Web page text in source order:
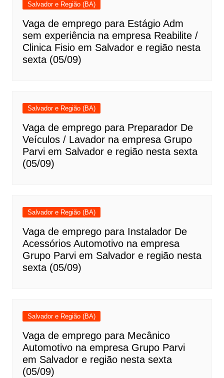
Salvador e Região (BA)
Vaga de emprego para Estágio Adm
sem experiência na empresa Reabilite /
Clinica Fisio em Salvador e região nesta
sexta (05/09)
Salvador e Região (BA)
Vaga de emprego para Preparador De
Veículos / Lavador na empresa Grupo
Parvi em Salvador e região nesta sexta
(05/09)
Salvador e Região (BA)
Vaga de emprego para Instalador De
Acessórios Automotivo na empresa
Grupo Parvi em Salvador e região nesta
sexta (05/09)
Salvador e Região (BA)
Vaga de emprego para Mecânico
Automotivo na empresa Grupo Parvi
em Salvador e região nesta sexta
(05/09)